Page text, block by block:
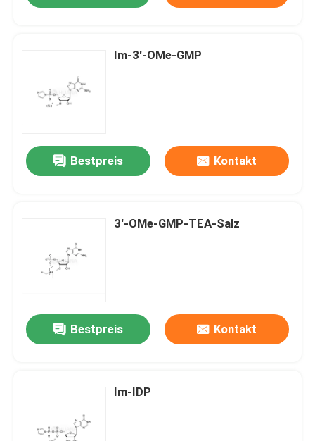
Über uns
Qualitätskontrolle
Nachrichten
Phosphoramiditen
Im-3'-OMe-GMP
Bestpreis Kontakt
3'-OMe-GMP-TEA-Salz
Bestpreis Kontakt
Im-IDP